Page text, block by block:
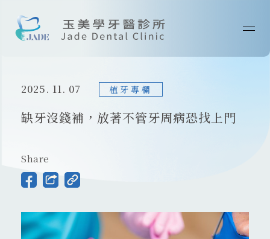
首頁
關於我們
最新消息
案例分享
2025. 11. 07 植牙專欄
缺牙沒錢補，放著不管牙周病恐找上門
Share